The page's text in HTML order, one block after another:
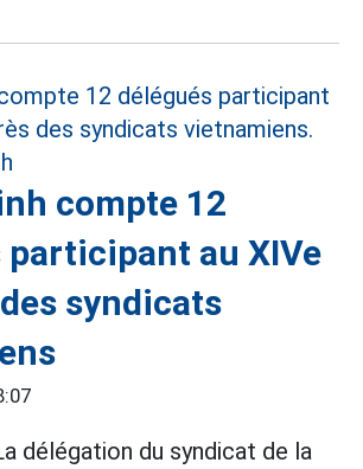
compte 12
participant au XIVe
syndicats
délégation du syndicat de la